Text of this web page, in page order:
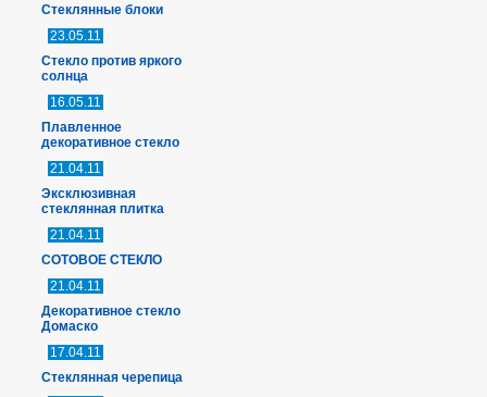
Стеклянные блоки
23.05.11
Стекло против яркого
солнца
16.05.11
Плавленное
декоративное стекло
21.04.11
Эксклюзивная
стеклянная плитка
21.04.11
СОТОВОЕ СТЕКЛО
21.04.11
Декоративное стекло
Домаско
17.04.11
Стеклянная черепица